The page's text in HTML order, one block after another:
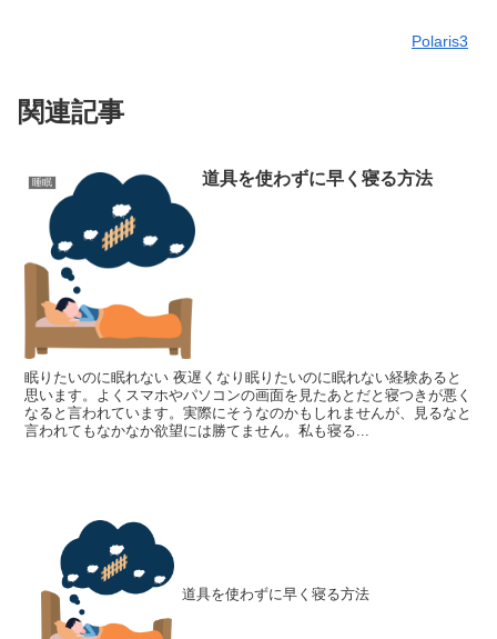
Polaris3
関連記事
睡眠 道具を使わずに早く寝る方法
眠りたいのに眠れない 夜遅くなり眠りたいのに眠れない経験あると
思います。よくスマホやパソコンの画面を見たあとだと寝つきが悪く
なると言われています。実際にそうなのかもしれませんが、見るなと
言われてもなかなか欲望には勝てません。私も寝る...
道具を使わずに早く寝る方法